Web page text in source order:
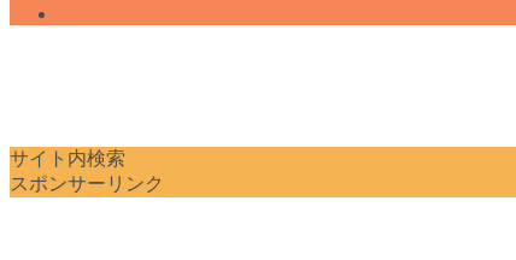
サイト内検索
スポンサーリンク